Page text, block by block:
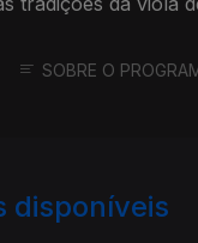
SOBRE O
disponíveis